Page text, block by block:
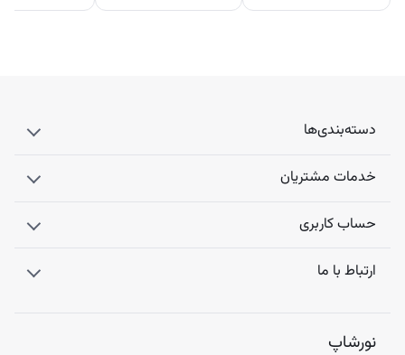
دسته‌بندی‌ها
خدمات مشتریان
حساب کاربری
ارتباط با ما
نورشاپ